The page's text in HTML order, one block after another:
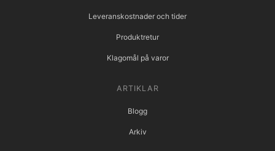
Leveranskostnader och tider
Produktretur
Klagomål på varor
ARTIKLAR
Blogg
Arkiv